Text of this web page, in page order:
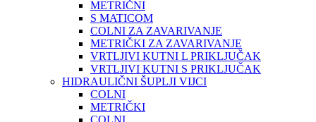
METRIČNI
S MATICOM
COLNI ZA ZAVARIVANJE
METRIČKI ZA ZAVARIVANJE
VRTLJIVI KUTNI L PRIKLJUČAK
VRTLJIVI KUTNI S PRIKLJUČAK
HIDRAULIČNI ŠUPLJI VIJCI
COLNI
METRIČKI
COLNI